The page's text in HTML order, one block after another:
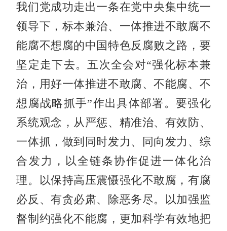
我们党成功走出一条在党中央集中统一
领导下，标本兼治、一体推进不敢腐不
能腐不想腐的中国特色反腐败之路，要
坚定走下去。五次全会对“强化标本兼
治，用好一体推进不敢腐、不能腐、不
想腐战略抓手”作出具体部署。要强化
系统观念，从严惩、精准治、有效防、
一体抓，做到同时发力、同向发力、综
合发力，以全链条协作促进一体化治
理。以保持高压震慑强化不敢腐，有腐
必反、有贪必肃、除恶务尽。以加强监
督制约强化不能腐，更加科学有效地把